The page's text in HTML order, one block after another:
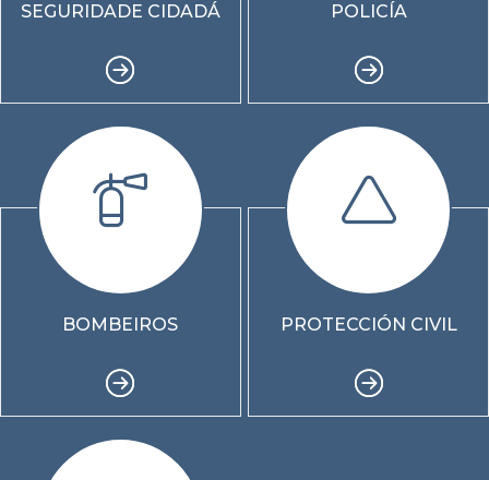
SEGURIDADE CIDADÁ POLICÍA
BOMBEIROS PROTECCIÓN CIVIL